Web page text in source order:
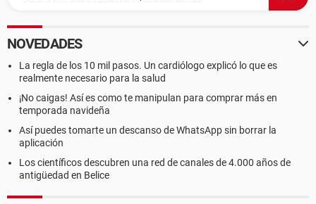
NOVEDADES
La regla de los 10 mil pasos. Un cardiólogo explicó lo que es
realmente necesario para la salud
¡No caigas! Así es como te manipulan para comprar más en
temporada navideña
Así puedes tomarte un descanso de WhatsApp sin borrar la
aplicación
Los científicos descubren una red de canales de 4.000 años de
antigüedad en Belice